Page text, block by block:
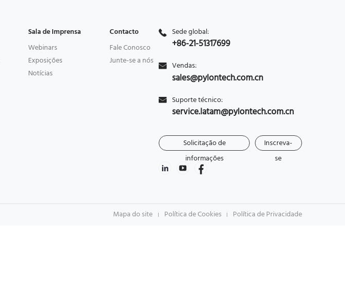
Sala de Imprensa
Webinars
Exposições
Notícias
Contacto
Fale Conosco
Junte-se a nós
Sede global:
+86-21-51317699
Vendas:
sales@pylontech.com.cn
Suporte técnico:
service.latam@pylontech.com.cn
Solicitação de
informações
Inscreva-
se
Mapa do site Política de Cookies Política de Privacidade